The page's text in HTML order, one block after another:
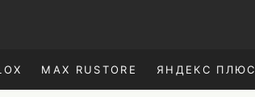
MAX RUSTORE ЯНДЕКС ПЛЮС